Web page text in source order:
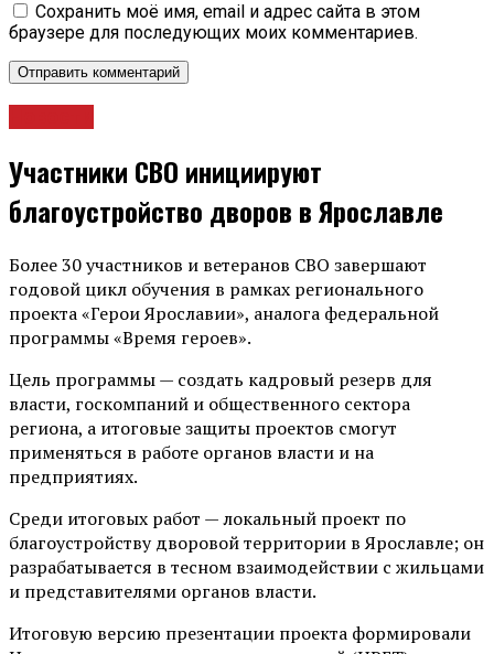
Сохранить моё имя, email и адрес сайта в этом
браузере для последующих моих комментариев.
Участники СВО инициируют
благоустройство дворов в Ярославле
Более 30 участников и ветеранов СВО завершают
годовой цикл обучения в рамках регионального
проекта «Герои Ярославии», аналога федеральной
программы «Время героев».
Цель программы — создать кадровый резерв для
власти, госкомпаний и общественного сектора
региона, а итоговые защиты проектов смогут
применяться в работе органов власти и на
предприятиях.
Среди итоговых работ — локальный проект по
благоустройству дворовой территории в Ярославле; он
разрабатывается в тесном взаимодействии с жильцами
и представителями органов власти.
Итоговую версию презентации проекта формировали